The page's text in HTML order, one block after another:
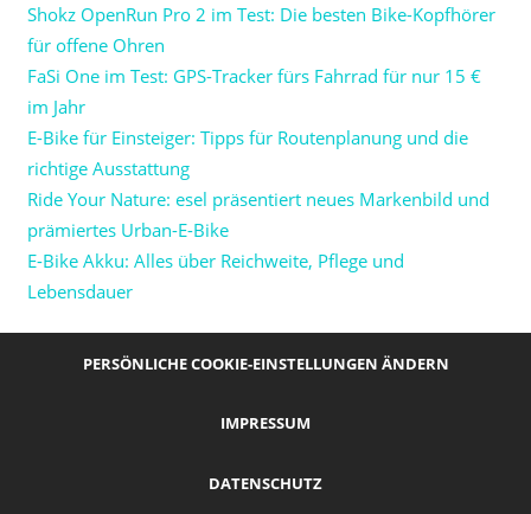
Shokz OpenRun Pro 2 im Test: Die besten Bike-Kopfhörer
für offene Ohren
FaSi One im Test: GPS-Tracker fürs Fahrrad für nur 15 €
im Jahr
E-Bike für Einsteiger: Tipps für Routenplanung und die
richtige Ausstattung
Ride Your Nature: esel präsentiert neues Markenbild und
prämiertes Urban-E-Bike
E-Bike Akku: Alles über Reichweite, Pflege und
Lebensdauer
PERSÖNLICHE COOKIE-EINSTELLUNGEN ÄNDERN
IMPRESSUM
DATENSCHUTZ